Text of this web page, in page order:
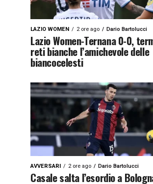
LAZIO WOMEN 2 ore ago Dario Bartolucci
Lazio Women-Ternana 0-0,
reti bianche l’amichevole delle
biancocelesti
AVVERSARI 2 ore ago Dario Bartolucci
Casale salta l’esordio a